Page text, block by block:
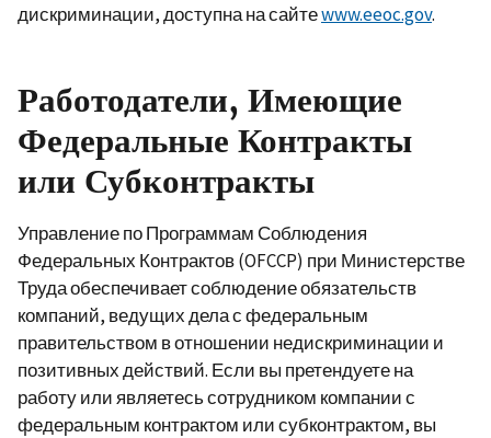
дискриминации, доступна на сайтеwww.eeoc.gov.
Работодатели, Имеющие
Федеральные Контракты
или Субконтракты
Управление по Программам Соблюдения
Федеральных Контрактов (OFCCP) при Министерстве
Труда обеспечивает соблюдение обязательств
компаний, ведущих дела с федеральным
правительством в отношении недискриминации и
позитивных действий. Если вы претендуете на
работу или являетесь сотрудником компании с
федеральным контрактом или субконтрактом, вы